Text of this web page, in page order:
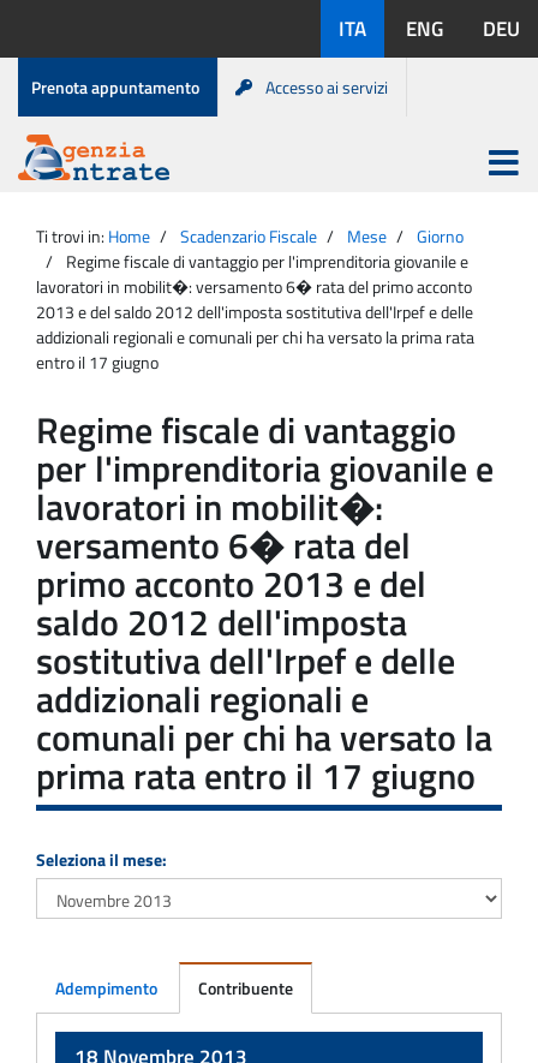
contenuto
disponibili:
ITA ENG DEU
Menu
di
servizio
Prenota appuntamento Accesso ai servizi
Agenzia
Entrate
Apri
menu
principale
Ti trovi in: Home Scadenzario Fiscale Mese
Giorno
Regime fiscale di vantaggio per l'imprenditoria giovanile e
lavoratori in mobilit�: versamento 6� rata del primo acconto
2013 e del saldo 2012 dell'imposta sostitutiva dell'Irpef e delle
addizionali regionali e comunali per chi ha versato la prima rata
entro il 17 giugno
Regime fiscale di vantaggio
per l'imprenditoria giovanile e
lavoratori in mobilit�:
versamento 6� rata del
primo acconto 2013 e del
saldo 2012 dell'imposta
sostitutiva dell'Irpef e delle
addizionali regionali e
comunali per chi ha versato la
prima rata entro il 17 giugno
Seleziona il mese:
Adempimento Contribuente